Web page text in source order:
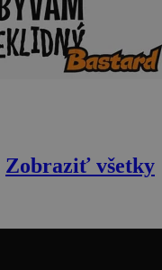
Zobraziť všetky